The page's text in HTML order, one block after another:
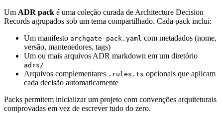
Um ADR pack é uma coleção curada de Architecture Decision
Records agrupados sob um tema compartilhado. Cada pack inclui:
Um manifesto archgate-pack.yaml com metadados (nome,
versão, mantenedores, tags)
Um ou mais arquivos ADR markdown em um diretório
adrs/
Arquivos complementares .rules.ts opcionais que aplicam
cada decisão automaticamente
Packs permitem inicializar um projeto com convenções arquiteturais
comprovadas em vez de escrever tudo do zero.